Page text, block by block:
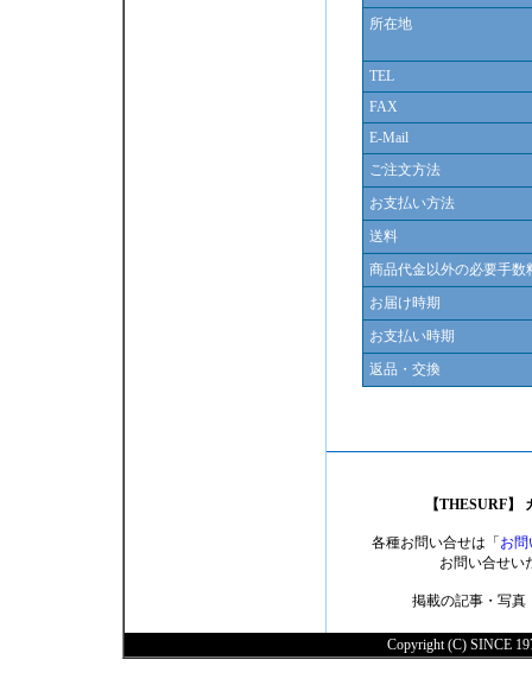
所在地
TEL
FAX
E-Mail
ご注文方法
お支払い方法
送料
商品代金以外の必要手数
お届け時期
お支払い時期
返品・交換
【THESURF】
各種お問い合せは「 お問
お問い合せい
掲載の記事・写真
Copyright (C) SINCE